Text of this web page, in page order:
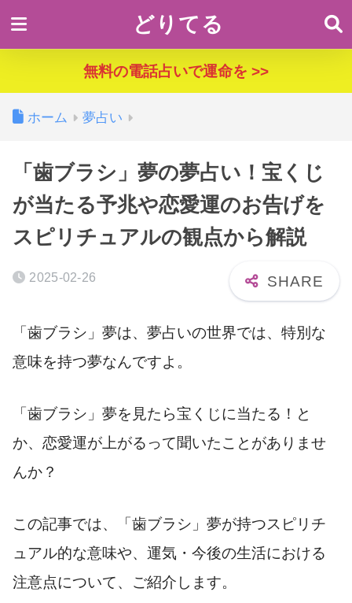
どりてる
無料の電話占いで運命を >>
ホーム 夢占い
「歯ブラシ」夢の夢占い！宝くじ
が当たる予兆や恋愛運のお告げを
スピリチュアルの観点から解説
2025-02-26
「歯ブラシ」夢は、夢占いの世界では、特別な
意味を持つ夢なんですよ。
「歯ブラシ」夢を見たら宝くじに当たる！と
か、恋愛運が上がるって聞いたことがありませ
んか？
この記事では、「歯ブラシ」夢が持つスピリチ
ュアル的な意味や、運気・今後の生活における
注意点について、ご紹介します。